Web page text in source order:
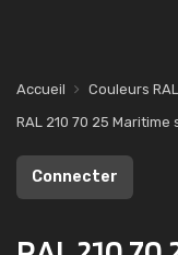
Accueil Couleurs RAL
RAL 210 70 25 Maritime
Connecter